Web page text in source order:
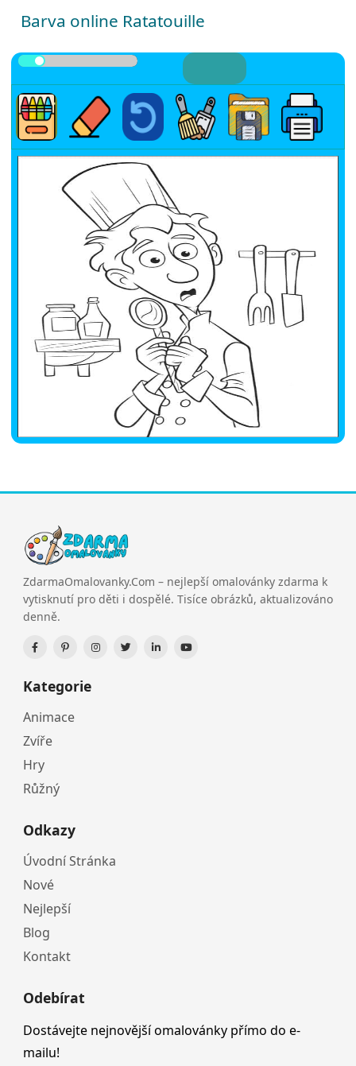
Barva online Ratatouille
ZdarmaOmalovanky.Com – nejlepší omalovánky zdarma k
vytisknutí pro děti i dospělé. Tisíce obrázků, aktualizováno
denně.
Kategorie
Animace
Zvíře
Hry
Růžný
Odkazy
Úvodní Stránka
Nové
Nejlepší
Blog
Kontakt
Odebírat
Dostávejte nejnovější omalovánky přímo do e-
mailu!